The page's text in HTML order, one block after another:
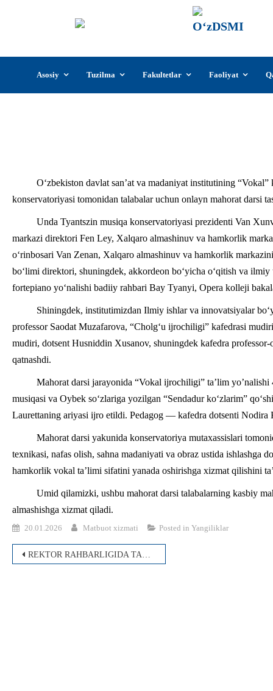
content
Asosiy Tuzilma Fakultetlar Faoliyat
O‘zbekiston davlat san’at va madaniyat institutining
konservatoriyasi tomonidan talabalar uchun onlayn mahorat darsi
Unda Tyantszin musiqa konservatoriyasi prezidenti Van
markazi direktori Fen Ley, Xalqaro almashinuv va hamkorlik
o‘rinbosari Van Zenan, Xalqaro almashinuv va hamkorlik
bo‘limi direktori, shuningdek, akkordeon bo‘yicha o‘qitish va
fortepiano yo‘nalishi badiiy rahbari Bay Tyanyi, Opera kolleji
Shiningdek, institutimizdan Ilmiy ishlar va innovatsiyalar
professor Saodat Muzafarova, “Cholg‘u ijrochiligi” kafedrasi
mudiri, dotsent Husniddin Xusanov, shuningdek kafedra
qatnashdi.
Mahorat darsi jarayonida “Vokal ijrochiligi” ta’lim
musiqasi va Oybek so‘zlariga yozilgan “Sendadur ko‘zlarim”
Laurettaning ariyasi ijro etildi. Pedagog — kafedra dotsenti
Mahorat darsi yakunida konservatoriya mutaxassislari
texnikasi, nafas olish, sahna madaniyati va obraz ustida
hamkorlik vokal ta’limi sifatini yanada oshirishga xizmat qilishini
Umid qilamizki, ushbu mahorat darsi talabalarning kasbiy
almashishga xizmat qiladi.
20.01.2026 Matbuot xizmati Posted in Yangiliklar
Post
REKTOR RAHBARLIGIDA TAHRIR HAY’ATI YIG’ILISHI BO’LIB O’TDI